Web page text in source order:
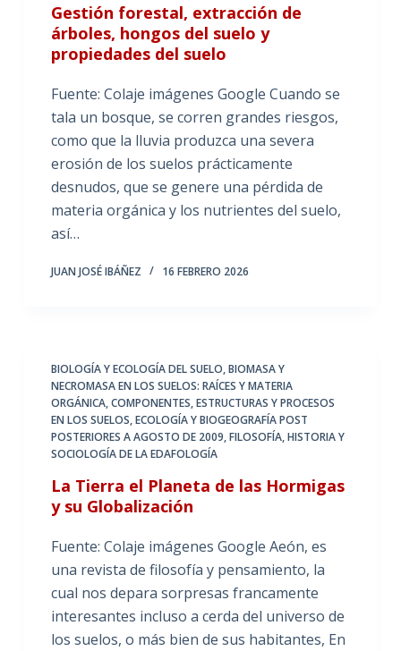
Gestión forestal, extracción de
árboles, hongos del suelo y
propiedades del suelo
Fuente: Colaje imágenes Google Cuando se
tala un bosque, se corren grandes riesgos,
como que la lluvia produzca una severa
erosión de los suelos prácticamente
desnudos, que se genere una pérdida de
materia orgánica y los nutrientes del suelo,
así…
JUAN JOSÉ IBÁÑEZ 16 FEBRERO 2026
BIOLOGÍA Y ECOLOGÍA DEL SUELO,BIOMASA Y
NECROMASA EN LOS SUELOS: RAÍCES Y MATERIA
ORGÁNICA,COMPONENTES, ESTRUCTURAS Y PROCESOS
EN LOS SUELOS,ECOLOGÍA Y BIOGEOGRAFÍA POST
POSTERIORES A AGOSTO DE 2009,FILOSOFÍA, HISTORIA Y
SOCIOLOGÍA DE LA EDAFOLOGÍA
La Tierra el Planeta de las Hormigas
y su Globalización
Fuente: Colaje imágenes Google Aeón, es
una revista de filosofía y pensamiento, la
cual nos depara sorpresas francamente
interesantes incluso a cerda del universo de
los suelos, o más bien de sus habitantes, En